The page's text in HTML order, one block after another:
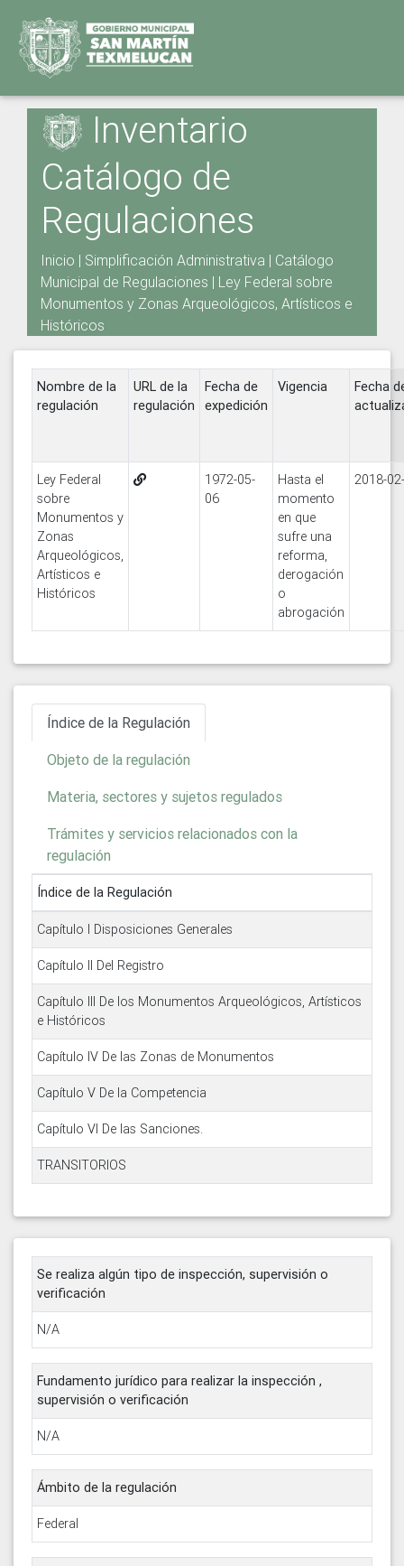
Inventario
Catálogo de
Regulaciones
Inicio | Simplificación Administrativa | Catálogo
Municipal de Regulaciones | Ley Federal sobre
Monumentos y Zonas Arqueológicos, Artísticos e
Históricos
Nombre de la
regulación
URL de la
regulación
Fecha de
expedición
Vigencia
Fecha
Ley Federal
sobre
Monumentos y
Zonas
Arqueológicos,
Artísticos e
Históricos
1972-05-
06
Hasta el
momento
en que
sufre una
reforma,
derogación
o
abrogación
2018-
Índice de la Regulación
Objeto de la regulación
Materia, sectores y sujetos regulados
Trámites y servicios relacionados con la
regulación
Índice de la Regulación
Capítulo I Disposiciones Generales
Capítulo II Del Registro
Capítulo III De los Monumentos Arqueológicos, Artísticos
e Históricos
Capítulo IV De las Zonas de Monumentos
Capítulo V De la Competencia
Capítulo VI De las Sanciones.
TRANSITORIOS
Se realiza algún tipo de inspección, supervisión o
verificación
N/A
Fundamento jurídico para realizar la inspección ,
supervisión o verificación
N/A
Ámbito de la regulación
Federal